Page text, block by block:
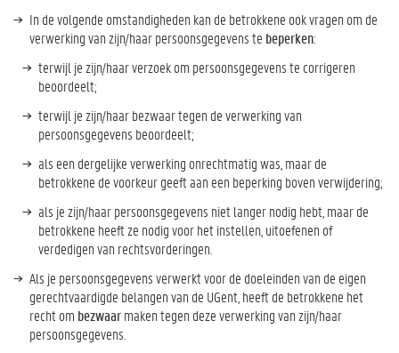
In de volgende omstandigheden kan de betrokkene ook vragen om de
verwerking van zijn/haar persoonsgegevens te beperken:
terwijl je zijn/haar verzoek om persoonsgegevens te corrigeren
beoordeelt;
terwijl je zijn/haar bezwaar tegen de verwerking van
persoonsgegevens beoordeelt;
als een dergelijke verwerking onrechtmatig was, maar de
betrokkene de voorkeur geeft aan een beperking boven verwijdering;
als je zijn/haar persoonsgegevens niet langer nodig hebt, maar de
betrokkene heeft ze nodig voor het instellen, uitoefenen of
verdedigen van rechtsvorderingen.
Als je persoonsgegevens verwerkt voor de doeleinden van de eigen
gerechtvaardigde belangen van de UGent, heeft de betrokkene het
recht om bezwaarmaken tegen deze verwerking van zijn/haar
persoonsgegevens.